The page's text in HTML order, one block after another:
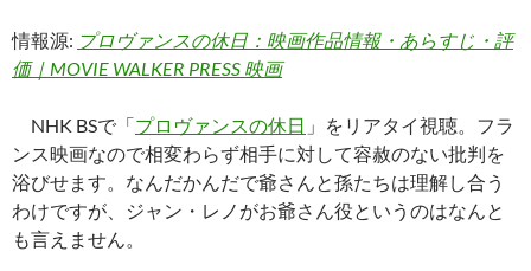
情報源: プロヴァンスの休日：映画作品情報・あらすじ・評
価｜MOVIE WALKER PRESS 映画
NHK BSで「プロヴァンスの休日 」をリアタイ視聴。フラ
ンス映画なので相変わらず相手に対して容赦のない批判を
浴びせます。なんだかんだで爺さんと孫たちは理解し合う
わけですが、ジャン・レノがお爺さん役というのはなんと
も言えません。